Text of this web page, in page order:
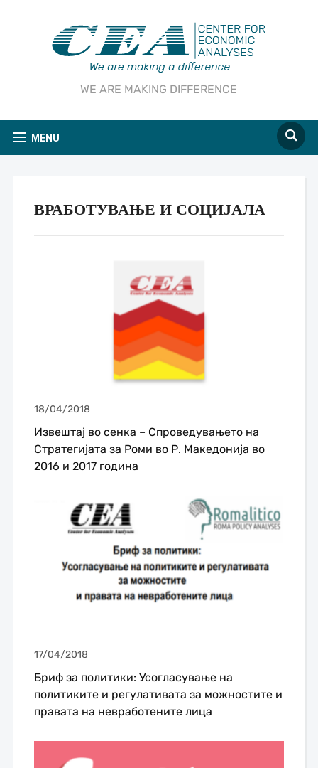
WE ARE MAKING DIFFERENCE
MENU
ВРАБОТУВАЊЕ И СОЦИЈАЛА
18/04/2018
Извештај во сенка – Спроведувањето на
Стратегијата за Роми во Р. Македонија во
2016 и 2017 година
17/04/2018
Бриф за политики: Усогласување на
политиките и регулативата за можностите и
правата на невработените лица